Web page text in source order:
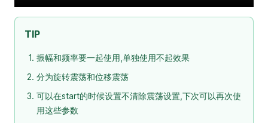
TIP
振幅和频率要一起使用,单独使用不起效果
分为旋转震荡和位移震荡
可以在start的时候设置不清除震荡设置,下次可以再次使
用这些参数